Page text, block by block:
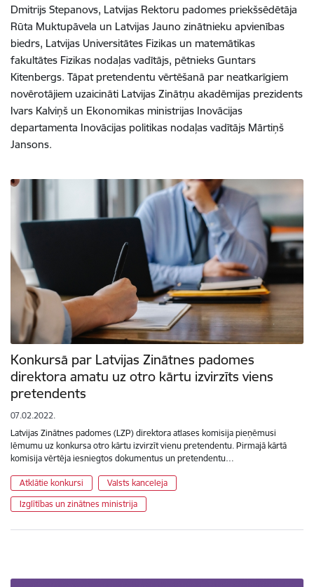
Dmitrijs Stepanovs, Latvijas Rektoru padomes priekšsēdētāja
Rūta Muktupāvela un Latvijas Jauno zinātnieku apvienības
biedrs, Latvijas Universitātes Fizikas un matemātikas
fakultātes Fizikas nodaļas vadītājs, pētnieks Guntars
Kitenbergs. Tāpat pretendentu vērtēšanā par neatkarīgiem
novērotājiem uzaicināti Latvijas Zinātņu akadēmijas prezidents
Ivars Kalviņš un Ekonomikas ministrijas Inovācijas
departamenta Inovācijas politikas nodaļas vadītājs Mārtiņš
Jansons.
Konkursā par Latvijas Zinātnes padomes
direktora amatu uz otro kārtu izvirzīts viens
pretendents
07.02.2022.
Latvijas Zinātnes padomes (LZP) direktora atlases komisija pieņēmusi
lēmumu uz konkursa otro kārtu izvirzīt vienu pretendentu. Pirmajā kārtā
komisija vērtēja iesniegtos dokumentus un pretendentu…
Atklātie konkursi
Valsts kanceleja
Izglītības un zinātnes ministrija